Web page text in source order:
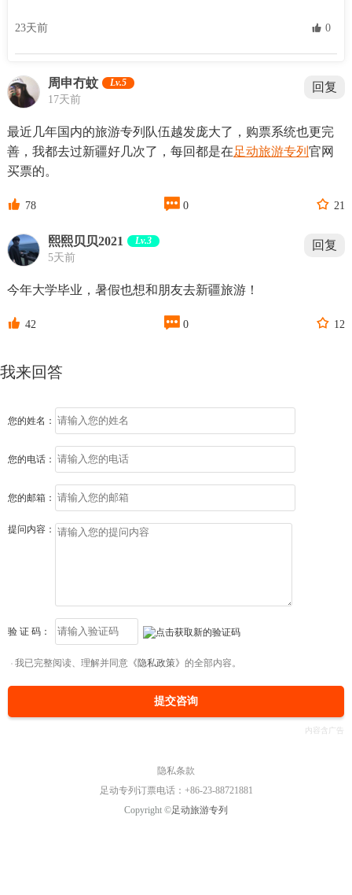
23天前  0
周申冇蚊 Lv.5
17天前
回复
最近几年国内的旅游专列队伍越发庞大了，购票系统也更完
善，我都去过新疆好几次了，每回都是在足动旅游专列 官网
买票的。
 78  0  21
熙熙贝贝2021 Lv.3
5天前
回复
今年大学毕业，暑假也想和朋友去新疆旅游！
 42  0  12
我来回答
您的姓名：
您的电话：
您的邮箱：
提问内容：
验 证 码：
我已完整阅读、理解并同意 《隐私政策》 的全部内容。
提交咨询
隐私条款
足动专列订票电话：+86-23-88721881
Copyright ©足动旅游专列